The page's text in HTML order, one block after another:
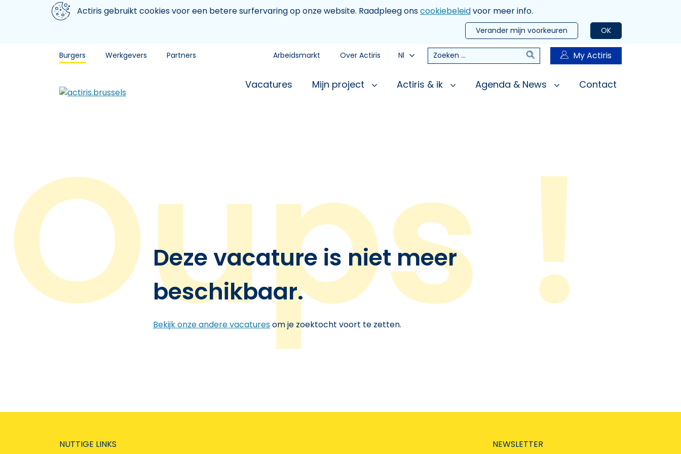
Aller au contenu principal
We gebruiken cookiesActiris gebruikt cookies voor een betere surfervaring op onze website. Raadpleeg onscookiebeleidvoor meer info.
OK
Verander mijn voorkeuren
Burgers Werkgevers Partners Arbeidsmarkt Over Actiris Nl Zoeken Zoeken My Actiris
Vacatures Mijn project Actiris & ik Agenda & News Contact
Deze vacature is niet meer
beschikbaar.
Bekijk onze andere vacaturesom je zoektocht voort te zetten.
NUTTIGE LINKS NEWSLETTER